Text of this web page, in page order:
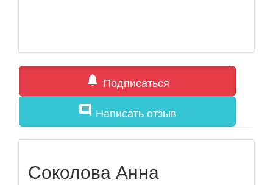
notifications Подписаться
comment Написать отзыв
Соколова Анна